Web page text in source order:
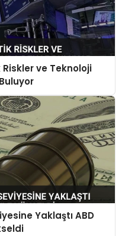
ve Teknoloji
Yaklaştı ABD